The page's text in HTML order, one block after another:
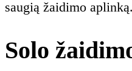
saugią žaidimo aplinką.
Solo